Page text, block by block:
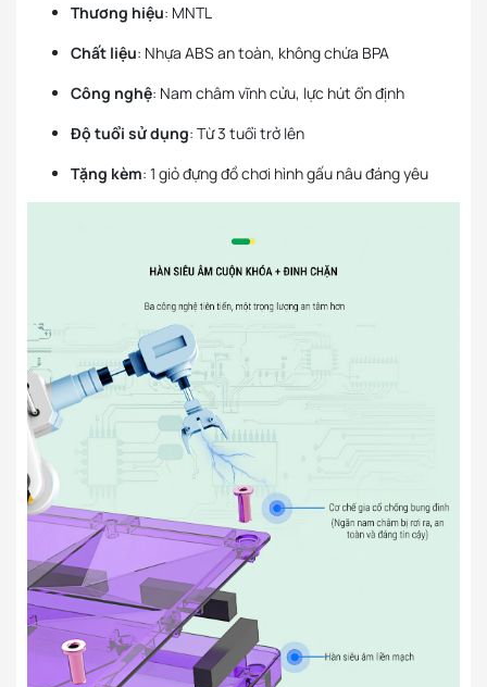
Thương hiệu: MNTL
Chất liệu: Nhựa ABS an toàn, không chứa BPA
Công nghệ: Nam châm vĩnh cửu, lực hút ổn định
Độ tuổi sử dụng: Từ 3 tuổi trở lên
Tặng kèm: 1 giỏ đựng đồ chơi hình gấu nâu đáng yêu